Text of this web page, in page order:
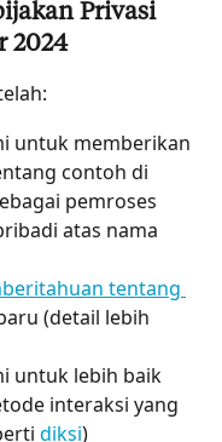
Privasi
2024
untuk memberikan
contoh di
pemroses
atas nama
tentang
(detail lebih
untuk lebih baik
interaksi yang
diksi)